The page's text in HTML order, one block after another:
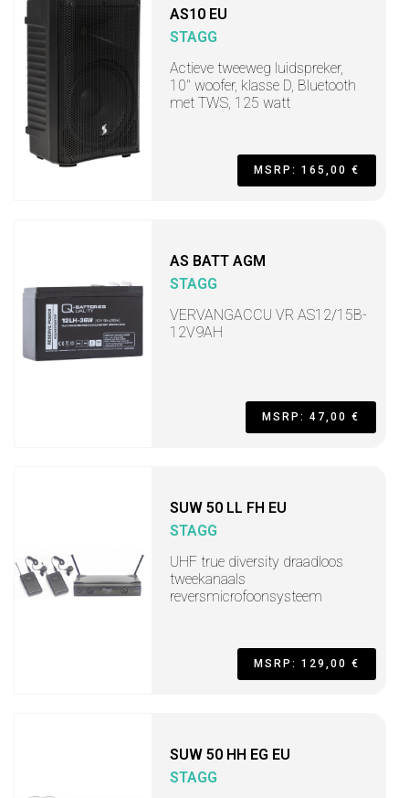
AS10 EU
STAGG
Actieve tweeweg luidspreker,
10" woofer, klasse D, Bluetooth
met TWS, 125 watt
MSRP: 165,00 €
AS BATT AGM
STAGG
VERVANGACCU VR AS12/15B-
12V9AH
MSRP: 47,00 €
SUW 50 LL FH EU
STAGG
UHF true diversity draadloos
tweekanaals
reversmicrofoonsysteem
MSRP: 129,00 €
SUW 50 HH EG EU
STAGG